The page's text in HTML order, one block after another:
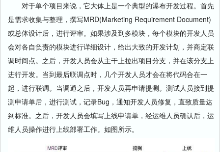
对于单个项目来说，它大体上是一个典型的瀑布开发过程。首先
是需求收集与整理，撰写MRD(Marketing Requirement Document)
或总体设计后，进行评审。如果涉及到多模块，每个模块的开发人员
会对各自负责的模块进行详细设计，给出大致的开发计划，并商定联
调时间点。之后，开发人员会从主干上拉出项目分支，并在该分支上
进行开发。当到最后联调点时，几个开发人员才会在将代码合在一
起，进行联调。当调通之后，开发人员再申请提测。测试人员接到提
测申请单后，进行测试，记录Bug，通知开发人员修复，直致质量达
到标准。之后，开发人员会填写上线申请单，经运维人员确认后，运
维人员操作进行上线部署工作。如图所示。